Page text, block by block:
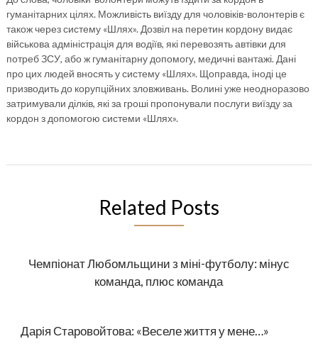
гуманітарних цілях. Можливість виїзду для чоловіків-волонтерів є
також через систему «Шлях». Дозвіл на перетин кордону видає
військова адміністрація для водіїв, які перевозять автівки для
потреб ЗСУ, або ж гуманітарну допомогу, медичні вантажі. Дані
про цих людей вносять у систему «Шлях». Щоправда, іноді це
призводить до корупційних зловживань. Волині уже неодноразово
затримували ділків, які за гроші пропонували послуги виїзду за
кордон з допомогою системи «Шлях».
Related Posts
Чемпіонат Любомльщини з міні-футболу: мінус
команда, плюс команда
Дарія Старовойтова: «Веселе життя у мене…»